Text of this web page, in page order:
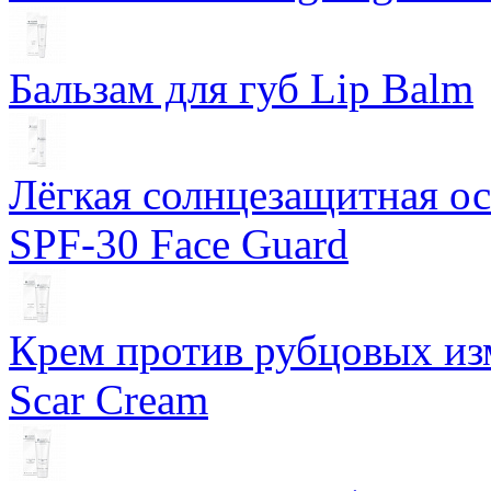
Бальзам для губ Lip Balm
Лёгкая солнцезащитная
SPF-30 Face Guard
Крем против рубцовых
Scar Cream